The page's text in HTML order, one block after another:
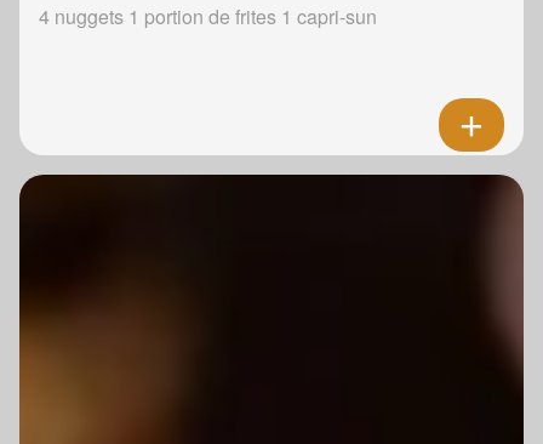
4 nuggets 1 portion de frites 1 capri-sun